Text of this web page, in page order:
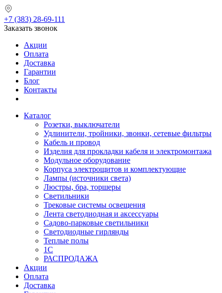
+7 (383) 28-69-111
Заказать звонок
Акции
Оплата
Доставка
Гарантии
Блог
Контакты
Каталог
Розетки, выключатели
Удлинители, тройники, звонки, сетевые фильтры
Кабель и провод
Изделия для прокладки кабеля и электромонтажа
Модульное оборудование
Корпуса электрощитов и комплектующие
Лампы (источники света)
Люстры, бра, торшеры
Светильники
Трековые системы освещения
Лента светодиодная и аксессуары
Садово-парковые светильники
Светодиодные гирлянды
Теплые полы
1С
РАСПРОДАЖА
Акции
Оплата
Доставка